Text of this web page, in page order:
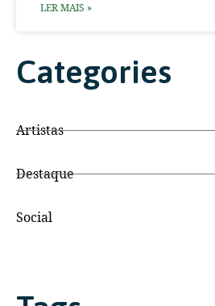
LER MAIS »
Categories
Artistas
Destaque
Social